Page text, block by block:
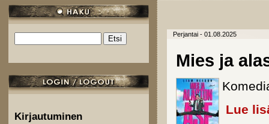
Hakulomake
Kirjautuminen
Perjantai - 01.08.2025
Mies ja
Lue